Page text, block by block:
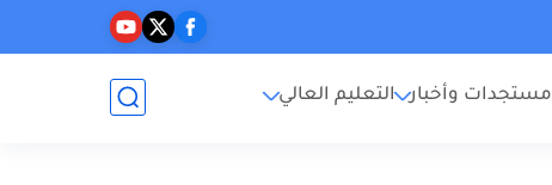
مستجدات وأخبار التعليم العالي